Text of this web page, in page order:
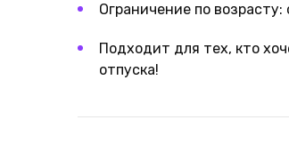
Ограничение по возрасту:
Подходит для тех, кто
отпуска!